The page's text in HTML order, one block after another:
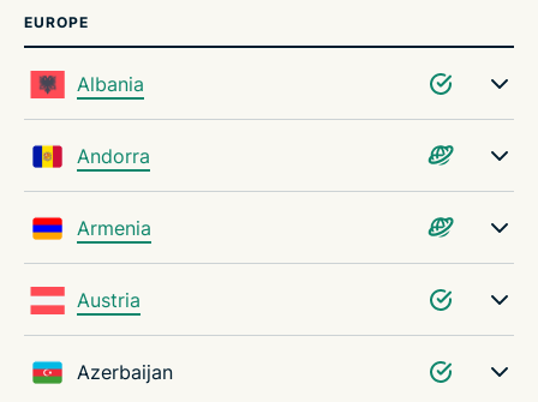
EUROPE
Albania
Andorra
Armenia
Austria
Azerbaijan